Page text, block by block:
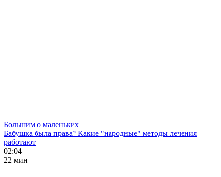
Большим о маленьких
Бабушка была права? Какие "народные" методы лечения
работают
02:04
22 мин